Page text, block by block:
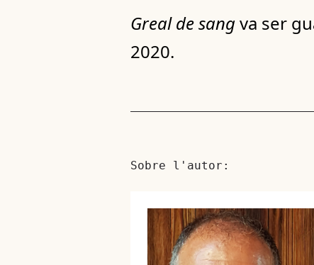
Greal de sangva ser
2020.
Sobre l'autor: